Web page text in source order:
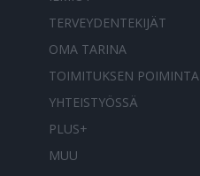
TERVEYDENTEKIJÄT
OMA TARINA
TOIMITUKSEN POIMINTA
YHTEISTYÖSSÄ
PLUS+
MUU